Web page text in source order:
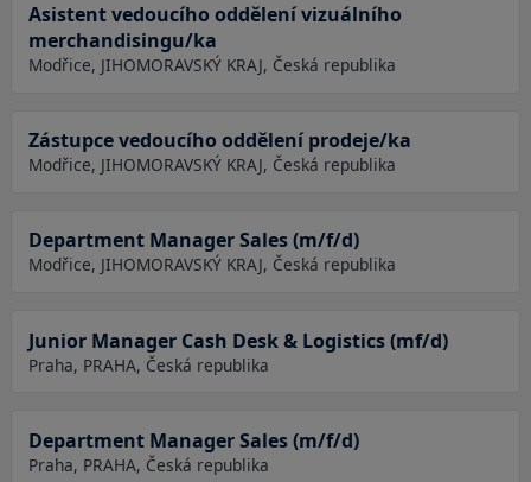
Asistent vedoucího oddělení vizuálního
merchandisingu/ka
Modřice, JIHOMORAVSKÝ KRAJ, Česká republika
Zástupce vedoucího oddělení prodeje/ka
Modřice, JIHOMORAVSKÝ KRAJ, Česká republika
Department Manager Sales (m/f/d)
Modřice, JIHOMORAVSKÝ KRAJ, Česká republika
Junior Manager Cash Desk & Logistics (mf/d)
Praha, PRAHA, Česká republika
Department Manager Sales (m/f/d)
Praha, PRAHA, Česká republika